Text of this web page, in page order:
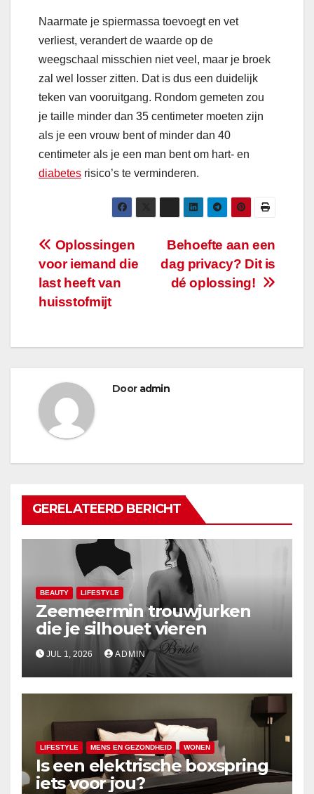
Naarmate je spiermassa toevoegt en vet
verliest, verandert de waarde op de
weegschaal misschien niet veel, maar je broek
zal wel losser zitten. Dat is dus een duidelijk
teken van vooruitgang. Rondom gemeten zou
je taille minder dan 35 centimeter moeten zijn
als je een vrouw bent of minder dan 40
centimeter als je een man bent om hart- en
diabetes risico’s te verminderen.
Bericht
navigatie
Behoefte aan een
dag privacy? Dit is
dé oplossing!
Oplossingen
voor iemand die
last heeft van
huisstofmijt
Door admin
GERELATEERD BERICHT
BEAUTY LIFESTYLE
Zeemeermin trouwjurken
die je silhouet vieren
JUL 1, 2026 ADMIN
LIFESTYLE MENS EN GEZONDHEID WONEN
Is een elektrische boxspring
iets voor jou?